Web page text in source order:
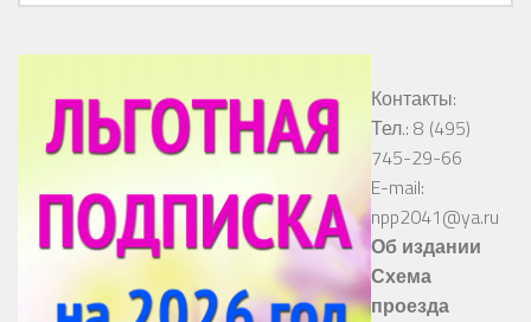
Контакты:
Тел.: 8 (495)
745-29-66
E-mail:
npp2041@ya.ru
Об издании
Схема
проезда